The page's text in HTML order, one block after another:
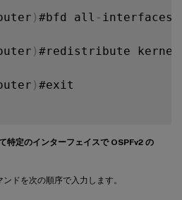
) #bfd all - interfaces
) #redistribute kernel
) #exit
特定のインターフェイスで OSPFv2 の
ドを次の順序で入力します。